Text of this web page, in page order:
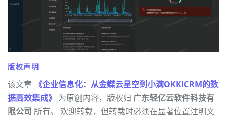
版权声明
该文章 《企业信息化：从金蝶云星空到小满OKKICRM的数
据高效集成》 为原创内容，版权归 广东轻亿云软件科技有
限公司 所有。 欢迎转载，但转载时必须在显著位置注明文